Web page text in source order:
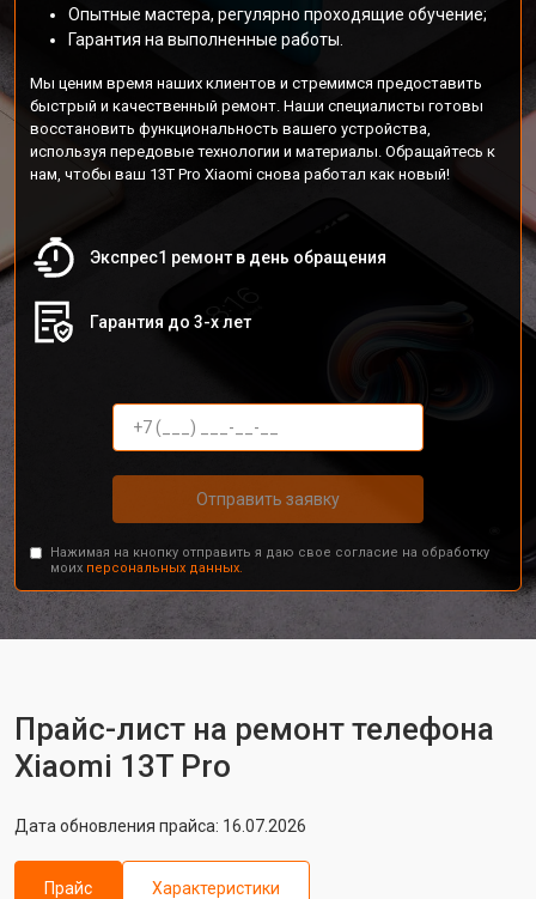
Опытные мастера, регулярно проходящие обучение;
Гарантия на выполненные работы.
Мы ценим время наших клиентов и стремимся предоставить
быстрый и качественный ремонт. Наши специалисты готовы
восстановить функциональность вашего устройства,
используя передовые технологии и материалы. Обращайтесь к
нам, чтобы ваш 13T Pro Xiaomi снова работал как новый!
Экспрес1 ремонт в день обращения
Гарантия до 3-х лет
Отправить заявку
Нажимая на кнопку отправить я даю свое согласие на обработку
моих персональных данных.
Прайс-лист на ремонт телефона
Xiaomi 13T Pro
Дата обновления прайса: 16.07.2026
Прайс Характеристики